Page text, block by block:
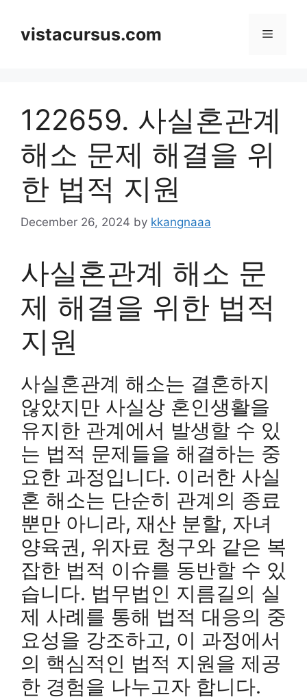
contentvistacursus.com Menu
122659. 사실혼관계
해소 문제 해결을 위
한 법적 지원
December 26, 2024 by kkangnaaa
사실혼관계 해소 문
제 해결을 위한 법적
지원
사실혼관계 해소는 결혼하지
않았지만 사실상 혼인생활을
유지한 관계에서 발생할 수 있
는 법적 문제들을 해결하는 중
요한 과정입니다. 이러한 사실
혼 해소는 단순히 관계의 종료
뿐만 아니라, 재산 분할, 자녀
양육권, 위자료 청구와 같은 복
잡한 법적 이슈를 동반할 수 있
습니다. 법무법인 지름길의 실
제 사례를 통해 법적 대응의 중
요성을 강조하고, 이 과정에서
의 핵심적인 법적 지원을 제공
한 경험을 나누고자 합니다.